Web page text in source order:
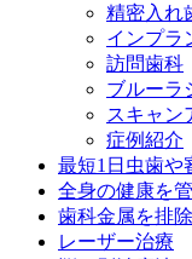
精密入れ
インプラ
訪問歯科
ブルーラ
スキャン
症例紹介
最短1日虫歯や
全身の健康を
歯科金属を排
レーザー治療